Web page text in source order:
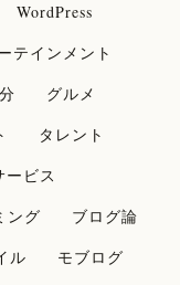
WordPress
テインメント
グルメ
タレント
ービス
ング
ブログ論
ル モブログ